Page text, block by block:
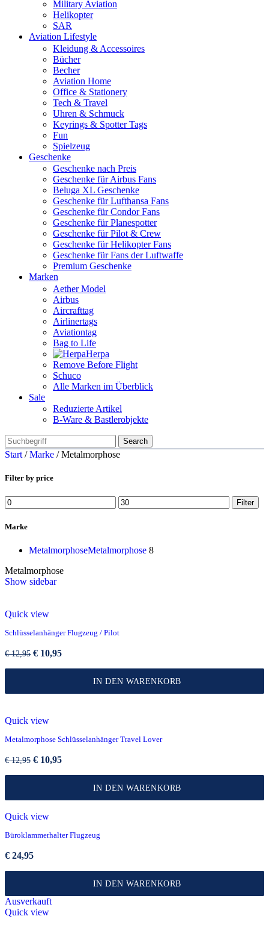
Military Aviation
Helikopter
SAR
Aviation Lifestyle
Kleidung & Accessoires
Bücher
Becher
Aviation Home
Office & Stationery
Tech & Travel
Uhren & Schmuck
Keyrings & Spotter Tags
Fun
Spielzeug
Geschenke
Geschenke nach Preis
Geschenke für Airbus Fans
Beluga XL Geschenke
Geschenke für Lufthansa Fans
Geschenke für Condor Fans
Geschenke für Planespotter
Geschenke für Pilot & Crew
Geschenke für Helikopter Fans
Geschenke für Fans der Luftwaffe
Premium Geschenke
Marken
Aether Model
Airbus
Aircrafttag
Airlinertags
Aviationtag
Bag to Life
Herpa
Remove Before Flight
Schuco
Alle Marken im Überblick
Sale
Reduzierte Artikel
B-Ware & Bastlerobjekte
Search
Start / Marke / Metalmorphose
Filter by price
Min.
Preis
Max.
Preis
Filter
Marke
MetalmorphoseMetalmorphose 8
Metalmorphose
Show sidebar
Quick view
Schlüsselanhänger Flugzeug / Pilot
€12,95 Ursprünglicher
€ 10,95Aktueller
IN DEN WARENKORB
Quick view
Metalmorphose Schlüsselanhänger Travel Lover
€12,95 Ursprünglicher
€ 10,95Aktueller
IN DEN WARENKORB
Quick view
Büroklammerhalter Flugzeug
€ 24,95
IN DEN WARENKORB
Ausverkauft
Quick view